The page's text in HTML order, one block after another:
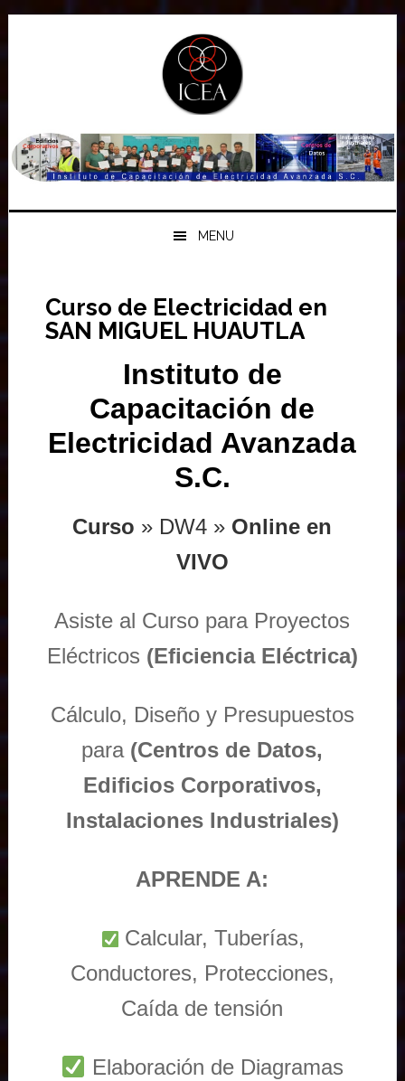
Saltar
Saltar
Saltar
principal
MENU
Curso de Electricidad en
SAN MIGUEL HUAUTLA
Instituto de
Capacitación de
Electricidad Avanzada
S.C.
Curso » DW4 » Online en
VIVO
Asiste al Curso para Proyectos
Eléctricos (Eficiencia Eléctrica)
Cálculo, Diseño y Presupuestos
para (Centros de Datos,
Edificios Corporativos,
Instalaciones Industriales)
APRENDE A:
Calcular, Tuberías,
Conductores, Protecciones,
Caída de tensión
Elaboración de Diagramas